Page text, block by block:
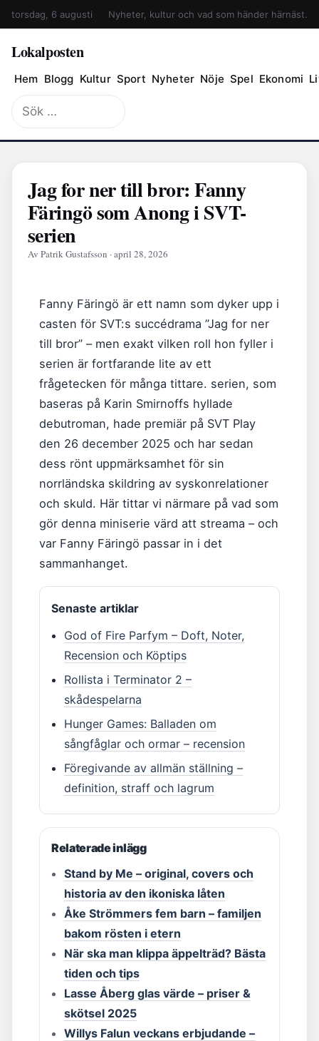
torsdag, 6 augusti Nyheter, kultur och vad som händer härnäst.
Lokalposten
Hem Blogg Kultur Sport Nyheter Nöje Spel Ekonomi
Sök
efter:
Jag for ner till bror: Fanny
Färingö som Anong i SVT-
serien
Av Patrik Gustafsson · april 28, 2026
Fanny Färingö är ett namn som dyker upp i
casten för SVT:s succédrama ”Jag for ner
till bror” – men exakt vilken roll hon fyller i
serien är fortfarande lite av ett
frågetecken för många tittare. serien, som
baseras på Karin Smirnoffs hyllade
debutroman, hade premiär på SVT Play
den 26 december 2025 och har sedan
dess rönt uppmärksamhet för sin
norrländska skildring av syskonrelationer
och skuld. Här tittar vi närmare på vad som
gör denna miniserie värd att streama – och
var Fanny Färingö passar in i det
sammanhanget.
Senaste artiklar
God of Fire Parfym – Doft, Noter,
Recension och Köptips
Rollista i Terminator 2 –
skådespelarna
Hunger Games: Balladen om
sångfåglar och ormar – recension
Föregivande av allmän ställning –
definition, straff och lagrum
Relaterade inlägg
Stand by Me – original, covers och
historia av den ikoniska låten
Åke Strömmers fem barn – familjen
bakom rösten i etern
När ska man klippa äppelträd? Bästa
tiden och tips
Lasse Åberg glas värde – priser &
skötsel 2025
Willys Falun veckans erbjudande –